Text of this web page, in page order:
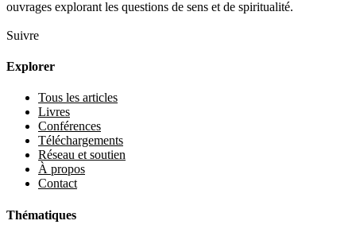
ouvrages explorant les questions de sens et de spiritualité.
Suivre
Explorer
Tous les articles
Livres
Conférences
Téléchargements
Réseau et soutien
À propos
Contact
Thématiques